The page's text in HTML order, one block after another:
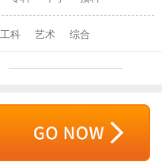
工科 艺术 综合